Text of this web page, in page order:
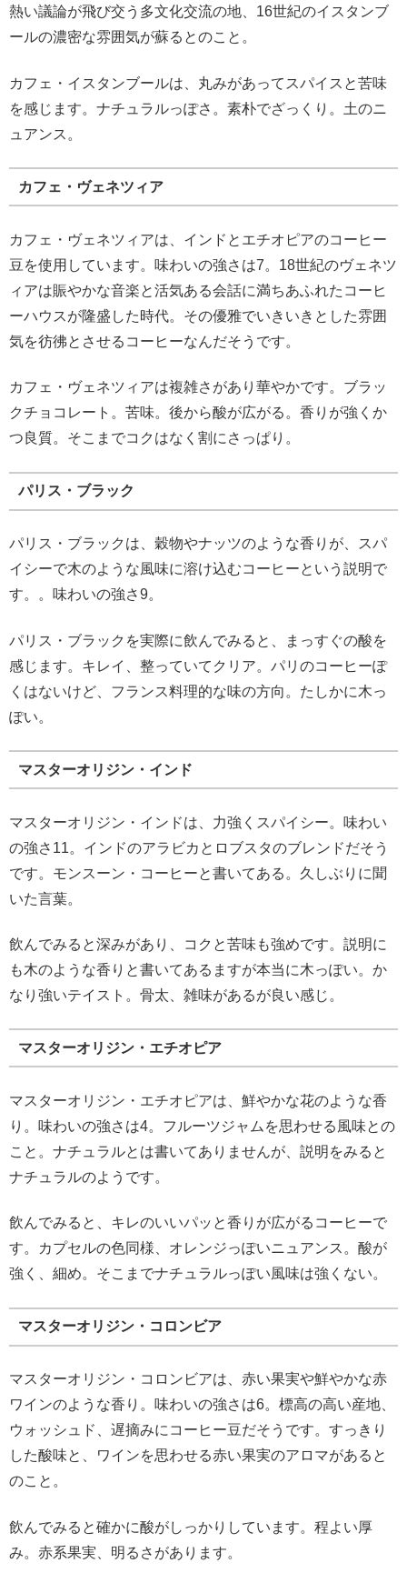
熱い議論が飛び交う多文化交流の地、16世紀のイスタンブ
ールの濃密な雰囲気が蘇るとのこと。
カフェ・イスタンブールは、丸みがあってスパイスと苦味
を感じます。ナチュラルっぽさ。素朴でざっくり。土のニ
ュアンス。
カフェ・ヴェネツィア
カフェ・ヴェネツィアは、インドとエチオピアのコーヒー
豆を使用しています。味わいの強さは7。18世紀のヴェネツ
ィアは賑やかな音楽と活気ある会話に満ちあふれたコーヒ
ーハウスが隆盛した時代。その優雅でいきいきとした雰囲
気を彷彿とさせるコーヒーなんだそうです。
カフェ・ヴェネツィアは複雑さがあり華やかです。ブラッ
クチョコレート。苦味。後から酸が広がる。香りが強くか
つ良質。そこまでコクはなく割にさっぱり。
パリス・ブラック
パリス・ブラックは、穀物やナッツのような香りが、スパ
イシーで木のような風味に溶け込むコーヒーという説明で
す。。味わいの強さ9。
パリス・ブラックを実際に飲んでみると、まっすぐの酸を
感じます。キレイ、整っていてクリア。パリのコーヒーぽ
くはないけど、フランス料理的な味の方向。たしかに木っ
ぽい。
マスターオリジン・インド
マスターオリジン・インドは、力強くスパイシー。味わい
の強さ11。インドのアラビカとロブスタのブレンドだそう
です。モンスーン・コーヒーと書いてある。久しぶりに聞
いた言葉。
飲んでみると深みがあり、コクと苦味も強めです。説明に
も木のような香りと書いてあるますが本当に木っぽい。か
なり強いテイスト。骨太、雑味があるが良い感じ。
マスターオリジン・エチオピア
マスターオリジン・エチオピアは、鮮やかな花のような香
り。味わいの強さは4。フルーツジャムを思わせる風味との
こと。ナチュラルとは書いてありませんが、説明をみると
ナチュラルのようです。
飲んでみると、キレのいいパッと香りが広がるコーヒーで
す。カプセルの色同様、オレンジっぽいニュアンス。酸が
強く、細め。そこまでナチュラルっぽい風味は強くない。
マスターオリジン・コロンビア
マスターオリジン・コロンビアは、赤い果実や鮮やかな赤
ワインのような香り。味わいの強さは6。標高の高い産地、
ウォッシュド、遅摘みにコーヒー豆だそうです。すっきり
した酸味と、ワインを思わせる赤い果実のアロマがあると
のこと。
飲んでみると確かに酸がしっかりしています。程よい厚
み。赤系果実、明るさがあります。